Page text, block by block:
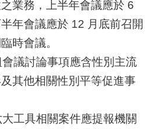
業務，上半年會議應於 6
年會議應於 12 月底前召開
時會議。
議討論事項應含性別主流
其他相關性別平等促進事
工具相關案件應提報機關